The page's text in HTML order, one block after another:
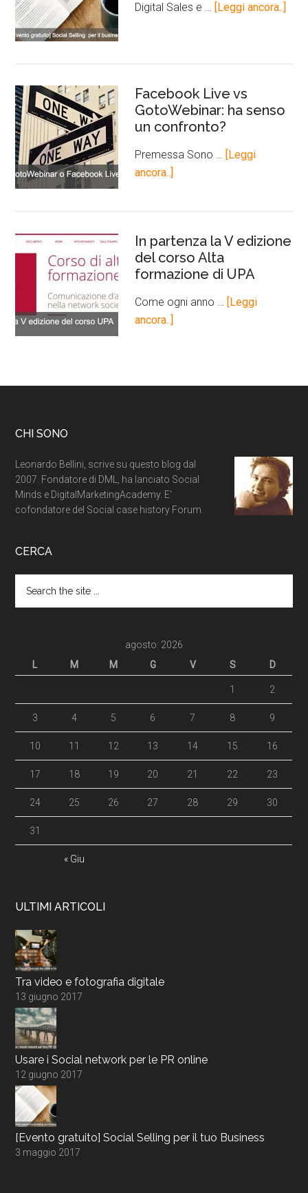
Digital Sales e … [Leggi ancora..]
Facebook Live vs
GotoWebinar: ha senso
un confronto?
Premessa Sono …
[Leggi
ancora..]
In partenza la V edizione
del corso Alta
formazione di UPA
Come ogni anno …
[Leggi
ancora..]
CHI SONO
Leonardo Bellini, scrive su questo blog dal
2007. Fondatore di DML, ha lanciato Social
Minds e DigitalMarketingAcademy. E'
cofondatore del Social case history Forum.
CERCA
agosto: 2026
L
M M G V S D
« Giu
1 2
3 4 5 6 7 8 9
10 11 12 13 14 15 16
17 18 19 20 21 22 23
24 25 26 27 28 29 30
31
ULTIMI ARTICOLI
Tra video e fotografia digitale
13 giugno 2017
Usare i Social network per le PR online
12 giugno 2017
[Evento gratuito] Social Selling per il tuo Business
3 maggio 2017